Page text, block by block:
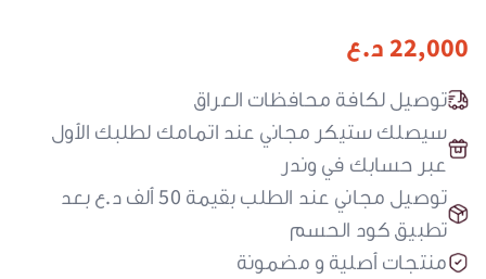
22,000د.ع
توصيل لكافة محافظات العراق
سيصلك ستيكر مجاني عند اتمامك لطلبك الأول
عبر حسابك في وندر
توصيل مجاني عند الطلب بقيمة 50 ألف د.ع بعد
تطبيق كود الحسم
منتجات أصلية و مضمونة